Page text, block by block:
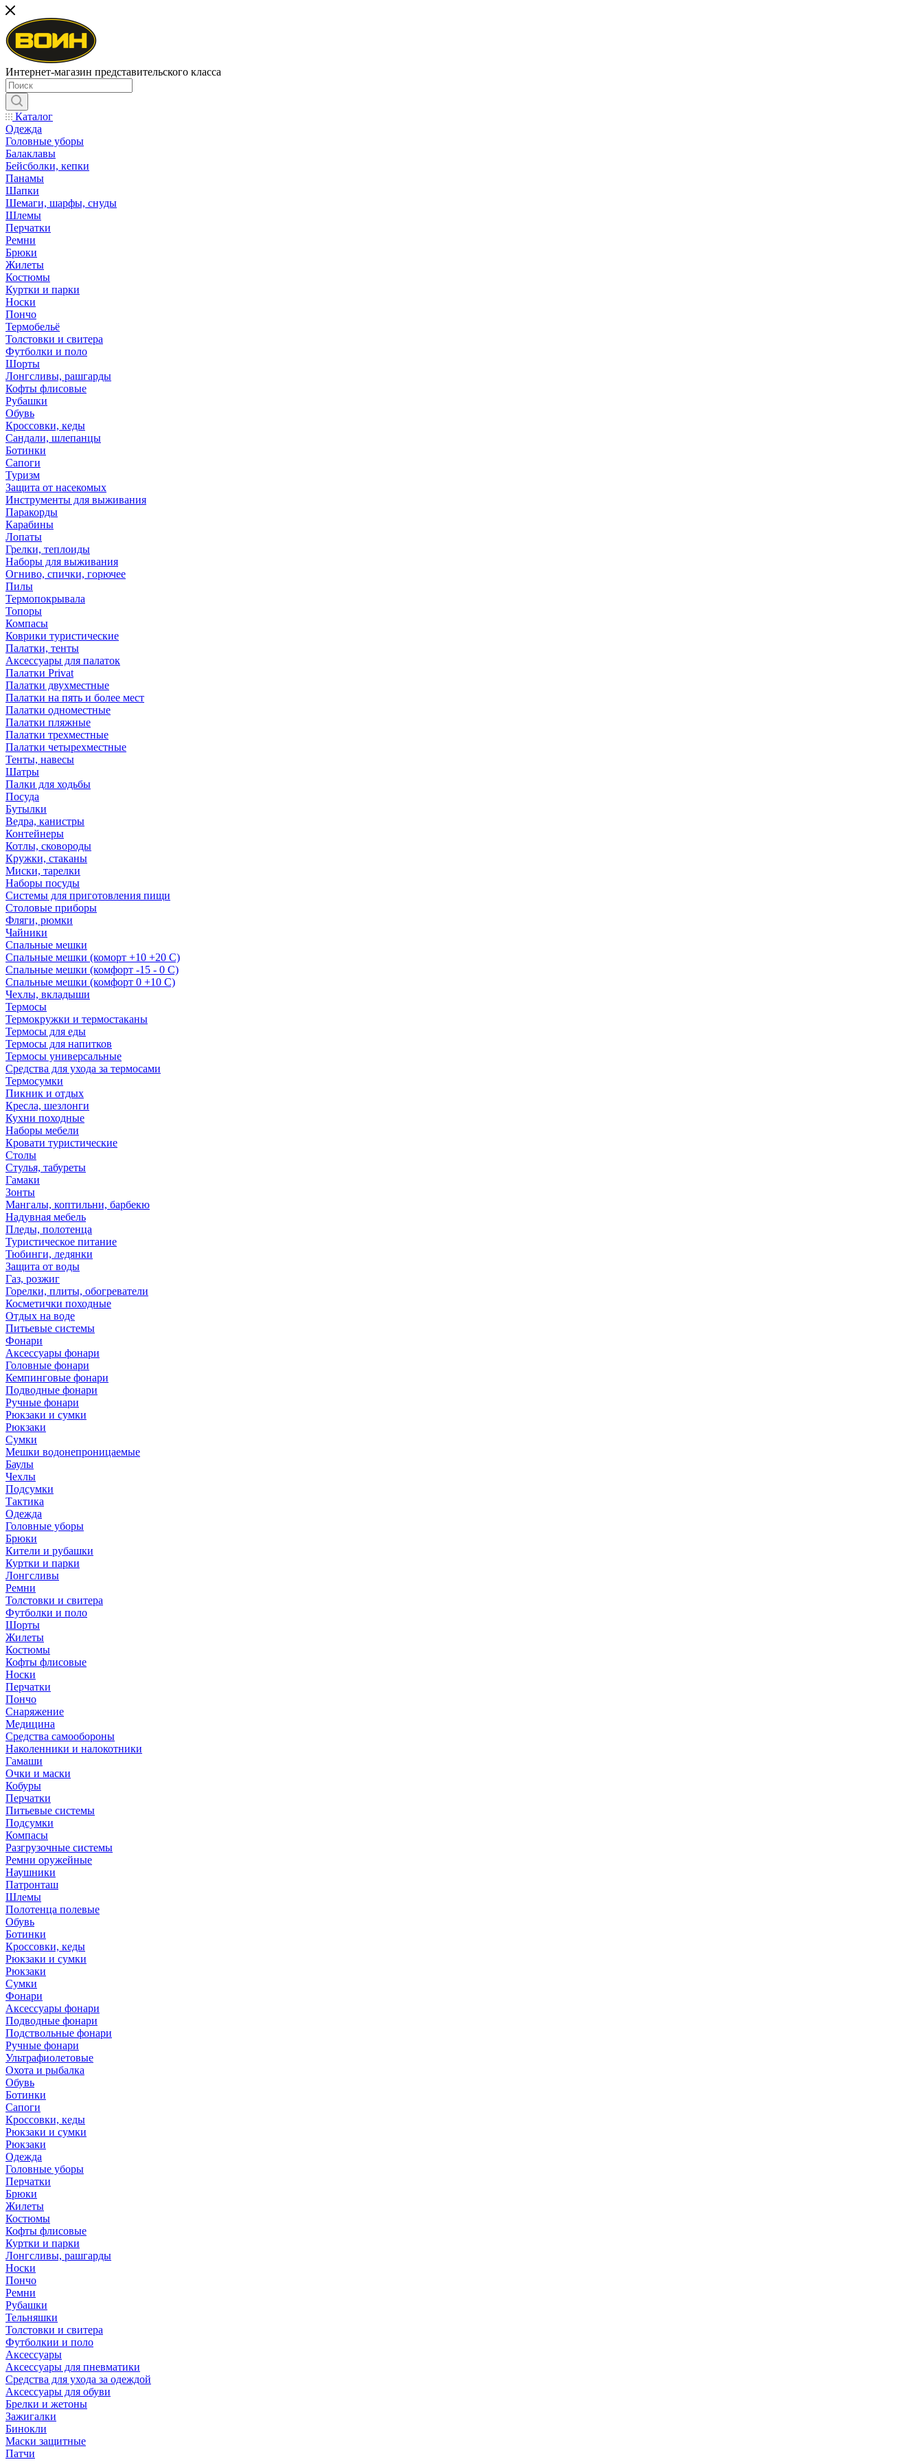
Интернет-магазин представительского класса
Каталог
Одежда
Головные уборы
Балаклавы
Бейсболки, кепки
Панамы
Шапки
Шемаги, шарфы, снуды
Шлемы
Перчатки
Ремни
Брюки
Жилеты
Костюмы
Куртки и парки
Носки
Пончо
Термобельё
Толстовки и свитера
Футболки и поло
Шорты
Лонгсливы, рашгарды
Кофты флисовые
Рубашки
Обувь
Кроссовки, кеды
Сандали, шлепанцы
Ботинки
Сапоги
Туризм
Защита от насекомых
Инструменты для выживания
Паракорды
Карабины
Лопаты
Грелки, теплоиды
Наборы для выживания
Огниво, спички, горючее
Пилы
Термопокрывала
Топоры
Компасы
Коврики туристические
Палатки, тенты
Аксессуары для палаток
Палатки Privat
Палатки двухместные
Палатки на пять и более мест
Палатки одноместные
Палатки пляжные
Палатки трехместные
Палатки четырехместные
Тенты, навесы
Шатры
Палки для ходьбы
Посуда
Бутылки
Ведра, канистры
Контейнеры
Котлы, сковороды
Кружки, стаканы
Миски, тарелки
Наборы посуды
Системы для приготовления пищи
Столовые приборы
Фляги, рюмки
Чайники
Спальные мешки
Спальные мешки (коморт +10 +20 С)
Спальные мешки (комфорт -15 - 0 С)
Спальные мешки (комфорт 0 +10 С)
Чехлы, вкладыши
Термосы
Термокружки и термостаканы
Термосы для еды
Термосы для напитков
Термосы универсальные
Средства для ухода за термосами
Термосумки
Пикник и отдых
Кресла, шезлонги
Кухни походные
Наборы мебели
Кровати туристические
Столы
Стулья, табуреты
Гамаки
Зонты
Мангалы, коптильни, барбекю
Надувная мебель
Пледы, полотенца
Туристическое питание
Тюбинги, ледянки
Защита от воды
Газ, розжиг
Горелки, плиты, обогреватели
Косметички походные
Отдых на воде
Питьевые системы
Фонари
Аксессуары фонари
Головные фонари
Кемпинговые фонари
Подводные фонари
Ручные фонари
Рюкзаки и сумки
Рюкзаки
Сумки
Мешки водонепроницаемые
Баулы
Чехлы
Подсумки
Тактика
Одежда
Головные уборы
Брюки
Кители и рубашки
Куртки и парки
Лонгсливы
Ремни
Толстовки и свитера
Футболки и поло
Шорты
Жилеты
Костюмы
Кофты флисовые
Носки
Перчатки
Пончо
Снаряжение
Медицина
Средства самообороны
Наколенники и налокотники
Гамаши
Очки и маски
Кобуры
Перчатки
Питьевые системы
Подсумки
Компасы
Разгрузочные системы
Ремни оружейные
Наушники
Патронташ
Шлемы
Полотенца полевые
Обувь
Ботинки
Кроссовки, кеды
Рюкзаки и сумки
Рюкзаки
Сумки
Фонари
Аксессуары фонари
Подводные фонари
Подствольные фонари
Ручные фонари
Ультрафиолетовые
Охота и рыбалка
Обувь
Ботинки
Сапоги
Кроссовки, кеды
Рюкзаки и сумки
Рюкзаки
Одежда
Головные уборы
Перчатки
Брюки
Жилеты
Костюмы
Кофты флисовые
Куртки и парки
Лонгсливы, рашгарды
Носки
Пончо
Ремни
Рубашки
Тельняшки
Толстовки и свитера
Футболкии и поло
Аксессуары
Аксессуары для пневматики
Средства для ухода за одеждой
Аксессуары для обуви
Брелки и жетоны
Зажигалки
Бинокли
Маски защитные
Патчи